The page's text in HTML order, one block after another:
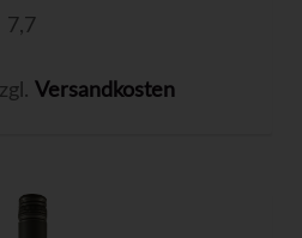
7,7
Versandkosten